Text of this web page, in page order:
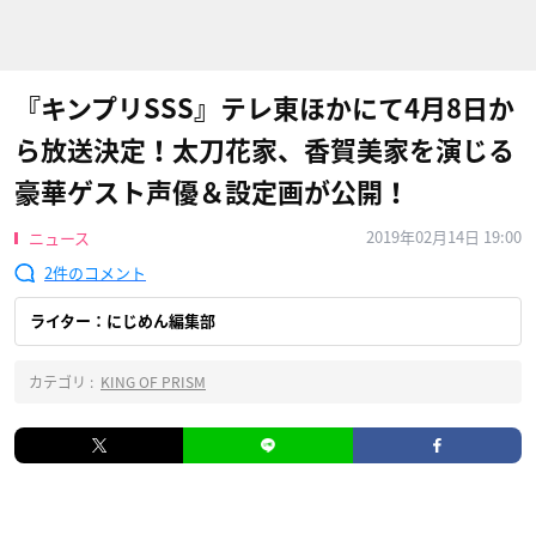
『キンプリSSS』テレ東ほかにて4月8日か
ら放送決定！太刀花家、香賀美家を演じる
豪華ゲスト声優＆設定画が公開！
ニュース
2019年02月14日 19:00
2
ライター：にじめん編集部
カテゴリ : KING OF PRISM